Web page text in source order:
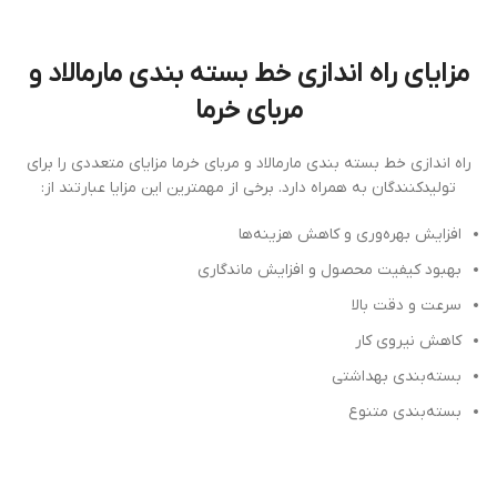
مزایای راه اندازی خط بسته بندی مارمالاد و
مربای خرما
راه اندازی خط بسته بندی مارمالاد و مربای خرما مزایای متعددی را برای
تولیدکنندگان به همراه دارد. برخی از مهمترین این مزایا عبارتند از:
افزایش بهره‌وری و کاهش هزینه‌ها
بهبود کیفیت محصول و افزایش ماندگاری
سرعت و دقت بالا
کاهش نیروی کار
بسته‌بندی بهداشتی
بسته‌بندی متنوع